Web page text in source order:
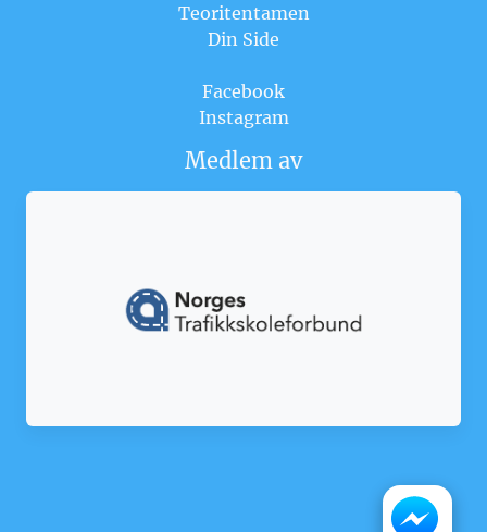
Teoritentamen
Din Side
Facebook
Instagram
Medlem av